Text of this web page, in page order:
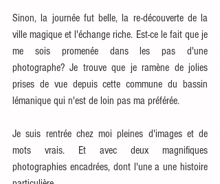
Sinon, la journée fut belle, la re-découverte de la
ville magique et l'échange riche. Est-ce le fait que je
me sois promenée dans les pas d'une
photographe? Je trouve que je ramène de jolies
prises de vue depuis cette commune du bassin
lémanique qui n'est de loin pas ma préférée.
Je suis rentrée chez moi pleines d'images et de
mots vrais. Et avec deux magnifiques
photographies encadrées, dont l'une a une histoire